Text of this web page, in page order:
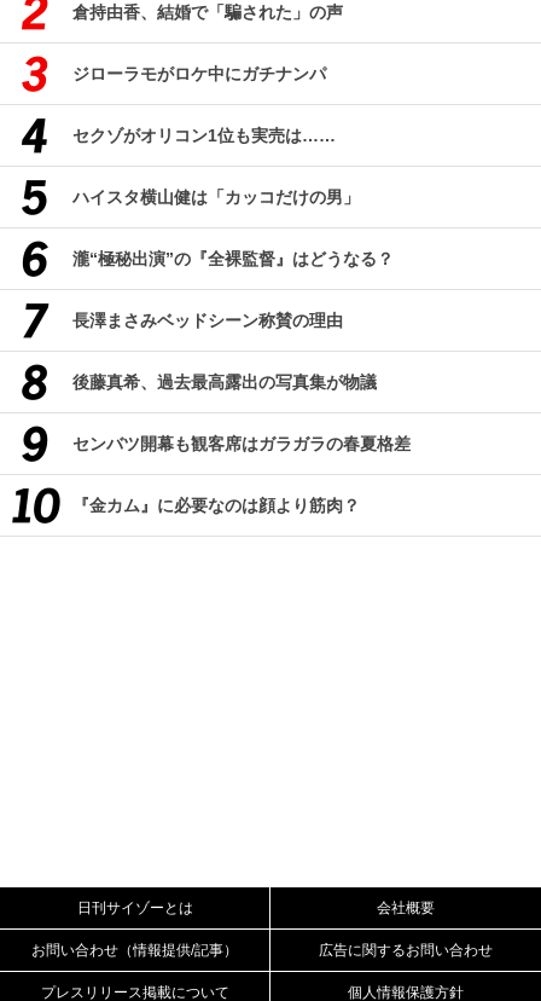
倉持由香、結婚で「騙された」の声
ジローラモがロケ中にガチナンパ
セクゾがオリコン1位も実売は……
ハイスタ横山健は「カッコだけの男」
瀧“極秘出演”の『全裸監督』はどうなる？
長澤まさみベッドシーン称賛の理由
後藤真希、過去最高露出の写真集が物議
センバツ開幕も観客席はガラガラの春夏格差
『金カム』に必要なのは顔より筋肉？
日刊サイゾーとは 会社概要
お問い合わせ（情報提供/記事） 広告に関するお問い合わせ
プレスリリース掲載について 個人情報保護方針